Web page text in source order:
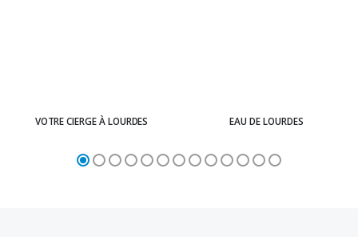
VOTRE CIERGE À LOURDES EAU DE LOURDES